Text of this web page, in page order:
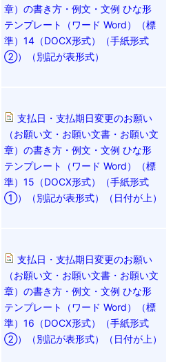
章）の書き方・例文・文例 ひな形
テンプレート（ワード Word）（標
準）14（DOCX形式）（手紙形式
②）（別記が表形式）
支払日・支払期日変更のお願い
（お願い文・お願い文書・お願い文
章）の書き方・例文・文例 ひな形
テンプレート（ワード Word）（標
準）15（DOCX形式）（手紙形式
①）（別記が表形式）（日付が上）
支払日・支払期日変更のお願い
（お願い文・お願い文書・お願い文
章）の書き方・例文・文例 ひな形
テンプレート（ワード Word）（標
準）16（DOCX形式）（手紙形式
②）（別記が表形式）（日付が上）